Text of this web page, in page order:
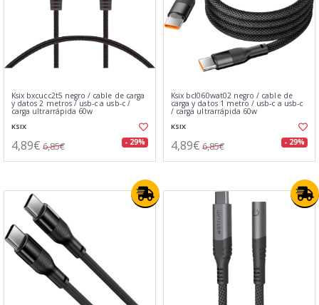
Ksix bxcucc2t5 negro / cable de carga
y datos 2 metros / usb-c a usb-c /
carga ultrarrápida 60w
KSIX
4,89€ 6,85€ - 29%
Ksix bcl060wat02 negro / cable de
carga y datos 1 metro / usb-c a usb-c
/ carga ultrarrápida 60w
KSIX
4,89€ 6,85€ - 29%